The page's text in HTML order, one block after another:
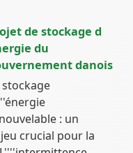
de stockage d
du
danois
stockage
: un
crucial pour la